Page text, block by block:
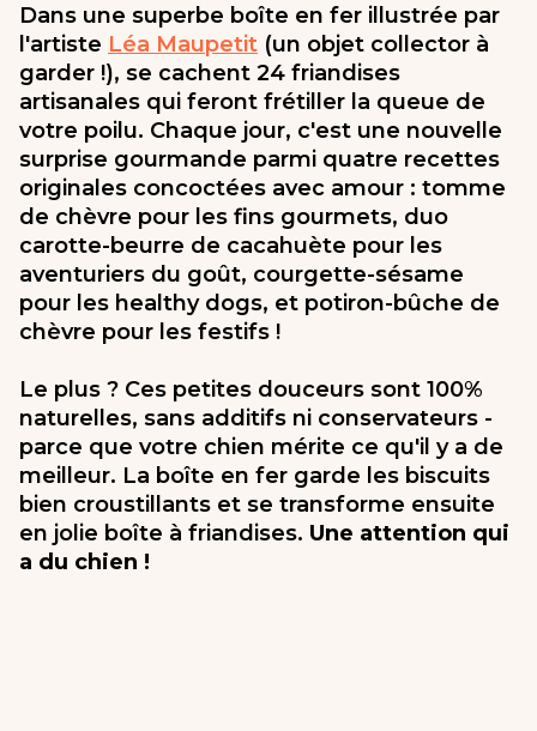
Dans une superbe boîte en fer illustrée par
l'artiste Léa Maupetit (un objet collector à
garder !), se cachent 24 friandises
artisanales qui feront frétiller la queue de
votre poilu. Chaque jour, c'est une nouvelle
surprise gourmande parmi quatre recettes
originales concoctées avec amour : tomme
de chèvre pour les fins gourmets, duo
carotte-beurre de cacahuète pour les
aventuriers du goût, courgette-sésame
pour les healthy dogs, et potiron-bûche de
chèvre pour les festifs !
Le plus ? Ces petites douceurs sont 100%
naturelles, sans additifs ni conservateurs -
parce que votre chien mérite ce qu'il y a de
meilleur. La boîte en fer garde les biscuits
bien croustillants et se transforme ensuite
en jolie boîte à friandises. Une attention qui
a du chien !